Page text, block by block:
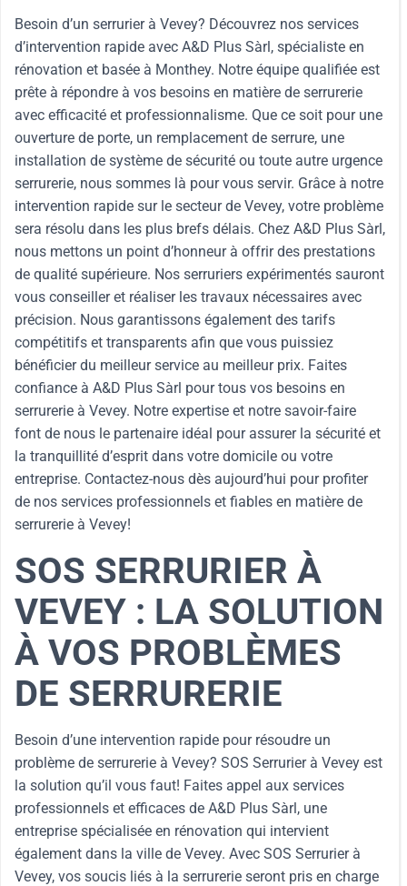
Besoin d’un serrurier à Vevey? Découvrez nos services
d’intervention rapide avec A&D Plus Sàrl, spécialiste en
rénovation et basée à Monthey. Notre équipe qualifiée est
prête à répondre à vos besoins en matière de serrurerie
avec efficacité et professionnalisme. Que ce soit pour une
ouverture de porte, un remplacement de serrure, une
installation de système de sécurité ou toute autre urgence
serrurerie, nous sommes là pour vous servir. Grâce à notre
intervention rapide sur le secteur de Vevey, votre problème
sera résolu dans les plus brefs délais. Chez A&D Plus Sàrl,
nous mettons un point d’honneur à offrir des prestations
de qualité supérieure. Nos serruriers expérimentés sauront
vous conseiller et réaliser les travaux nécessaires avec
précision. Nous garantissons également des tarifs
compétitifs et transparents afin que vous puissiez
bénéficier du meilleur service au meilleur prix. Faites
confiance à A&D Plus Sàrl pour tous vos besoins en
serrurerie à Vevey. Notre expertise et notre savoir-faire
font de nous le partenaire idéal pour assurer la sécurité et
la tranquillité d’esprit dans votre domicile ou votre
entreprise. Contactez-nous dès aujourd’hui pour profiter
de nos services professionnels et fiables en matière de
serrurerie à Vevey!
SOS SERRURIER À
VEVEY : LA SOLUTION
À VOS PROBLÈMES
DE SERRURERIE
Besoin d’une intervention rapide pour résoudre un
problème de serrurerie à Vevey? SOS Serrurier à Vevey est
la solution qu’il vous faut! Faites appel aux services
professionnels et efficaces de A&D Plus Sàrl, une
entreprise spécialisée en rénovation qui intervient
également dans la ville de Vevey. Avec SOS Serrurier à
Vevey, vos soucis liés à la serrurerie seront pris en charge